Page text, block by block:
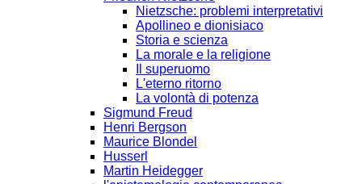
Nietzsche: problemi interpretativi
Apollineo e dionisiaco
Storia e scienza
La morale e la religione
Il superuomo
L'eterno ritorno
La volontà di potenza
Sigmund Freud
Henri Bergson
Maurice Blondel
Husserl
Martin Heidegger